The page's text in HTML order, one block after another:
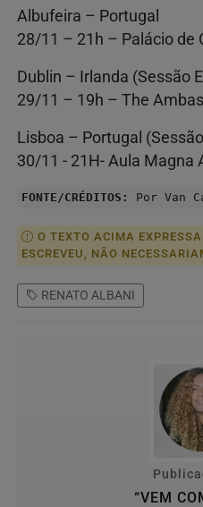
Albufeira – Portugal
28/11 – 21h – Palácio de
Dublin – Irlanda (Sessão
29/11 – 19h – The
Lisboa – Portugal
30/11 - 21H- Aula Magna
FONTE/CRÉDITOS: Por Van
O TEXTO ACIMA
ESCREVEU, NÃO
RENATO ALBANI
“VEM